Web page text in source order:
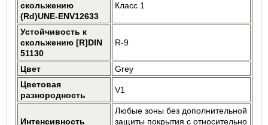
скольжению
(Rd)UNE-ENV12633
Класс 1
Устойчивость к
скольжению [R]DIN
51130
R-9
Цвет
Grey
Цветовая
разнородность
V1
Интенсивность
Любые зоны без дополнительной
защиты покрытия с относительно